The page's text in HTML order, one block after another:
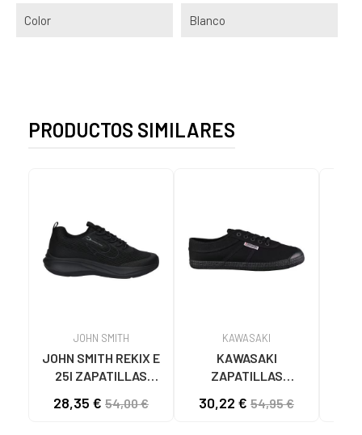
Color Blanco
PRODUCTOS SIMILARES
JOHN SMITH
JOHN SMITH REKIX E
25I ZAPATILLAS
NEGRO NEGRO
28,35 € 54,00 €
KAWASAKI
KAWASAKI
ZAPATILLAS
CANVAS K192495
30,22 € 54,95 €